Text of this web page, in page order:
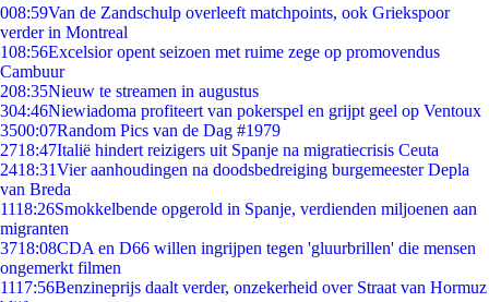
008:59Van de Zandschulp overleeft matchpoints, ook Griekspoor
verder in Montreal
108:56Excelsior opent seizoen met ruime zege op promovendus
Cambuur
208:35Nieuw te streamen in augustus
304:46Niewiadoma profiteert van pokerspel en grijpt geel op Ventoux
3500:07Random Pics van de Dag #1979
2718:47Italië hindert reizigers uit Spanje na migratiecrisis Ceuta
2418:31Vier aanhoudingen na doodsbedreiging burgemeester Depla
van Breda
1118:26Smokkelbende opgerold in Spanje, verdienden miljoenen aan
migranten
3718:08CDA en D66 willen ingrijpen tegen 'gluurbrillen' die mensen
ongemerkt filmen
1117:56Benzineprijs daalt verder, onzekerheid over Straat van Hormuz